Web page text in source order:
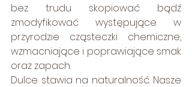
bez trudu skopiować bądź
zmodyfikować występujące w
przyrodzie cząsteczki chemiczne,
wzmacniające i poprawiające smak
oraz zapach.